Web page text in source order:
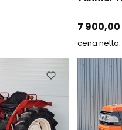
Preis
7 900,00